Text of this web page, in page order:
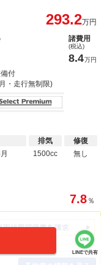
LINEで共有
293.2万円
諸費用
(税込)
8.4万円
付
・走行無制限)
排気
1500cc
修復
無し
7.8 ％